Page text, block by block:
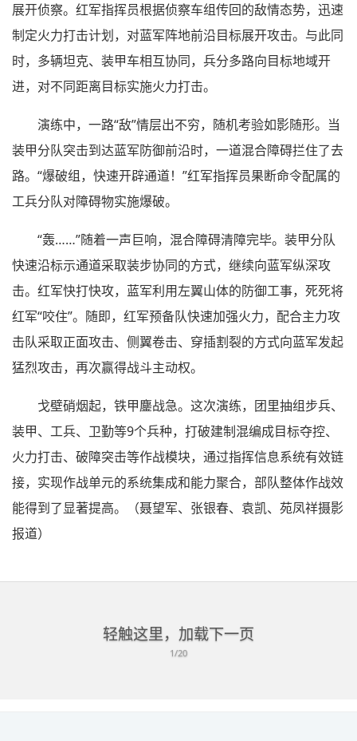
展开侦察。红军指挥员根据侦察车组传回的敌情态势，迅速
制定火力打击计划，对蓝军阵地前沿目标展开攻击。与此同
时，多辆坦克、装甲车相互协同，兵分多路向目标地域开
进，对不同距离目标实施火力打击。
演练中，一路“敌”情层出不穷，随机考验如影随形。当
装甲分队突击到达蓝军防御前沿时，一道混合障碍拦住了去
路。“爆破组，快速开辟通道！”红军指挥员果断命令配属的
工兵分队对障碍物实施爆破。
“轰……”随着一声巨响，混合障碍清障完毕。装甲分队
快速沿标示通道采取装步协同的方式，继续向蓝军纵深攻
击。红军快打快攻，蓝军利用左翼山体的防御工事，死死将
红军“咬住”。随即，红军预备队快速加强火力，配合主力攻
击队采取正面攻击、侧翼卷击、穿插割裂的方式向蓝军发起
猛烈攻击，再次赢得战斗主动权。
戈壁硝烟起，铁甲鏖战急。这次演练，团里抽组步兵、
装甲、工兵、卫勤等9个兵种，打破建制混编成目标夺控、
火力打击、破障突击等作战模块，通过指挥信息系统有效链
接，实现作战单元的系统集成和能力聚合，部队整体作战效
能得到了显著提高。（聂望军、张银春、袁凯、苑凤祥摄影
报道）
轻触这里，加载下一页
1/20